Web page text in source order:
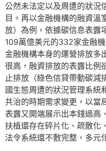
公然未法定以及周遭的狀況
目。再以金融機構的融資溫
放）為例，依據碳信息表露
109萬億美元的332家金融
金融機構本身的運營排放多
很高，融資排放的表露比例
止排放（綠色信貸帶動碳減
國生態周遭的狀況管理系統
共治的時期需求變更，以當
表露又開端展示出本錢過高
扶植還存在碎片化、疏散化
法令系統還不敷完整，多元